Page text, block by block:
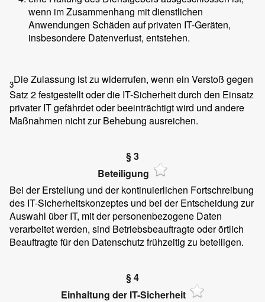
wenn im Zusammenhang mit dienstlichen
Anwendungen Schäden auf privaten IT-Geräten,
insbesondere Datenverlust, entstehen.
3Die Zulassung ist zu widerrufen, wenn ein Verstoß gegen
Satz 2 festgestellt oder die IT-Sicherheit durch den Einsatz
privater IT gefährdet oder beeinträchtigt wird und andere
Maßnahmen nicht zur Behebung ausreichen.
§ 3
Beteiligung
Bei der Erstellung und der kontinuierlichen Fortschreibung
des IT-Sicherheitskonzeptes und bei der Entscheidung zur
Auswahl über IT, mit der personenbezogene Daten
verarbeitet werden, sind Betriebsbeauftragte oder örtlich
Beauftragte für den Datenschutz frühzeitig zu beteiligen.
§ 4
Einhaltung der IT-Sicherheit